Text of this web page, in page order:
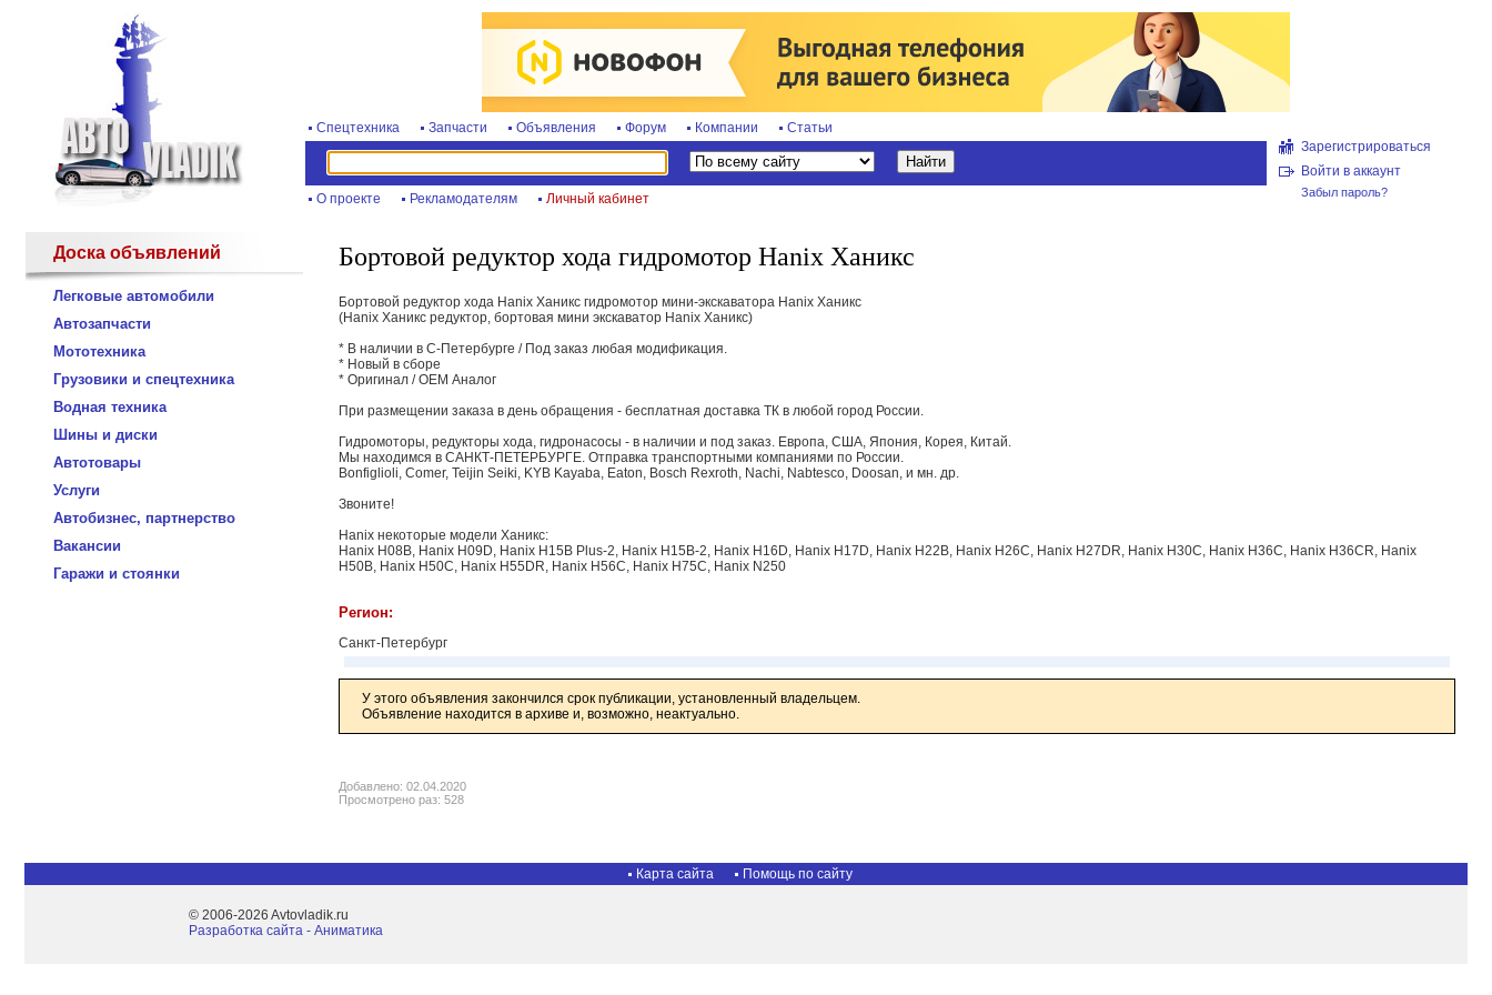
Спецтехника Запчасти Объявления Форум Компании Статьи
О проекте Рекламодателям Личный кабинет
Зарегистрироваться
Войти в аккаунт
Забыл пароль?
Доска объявлений
Легковые автомобили
Автозапчасти
Мототехника
Грузовики и спецтехника
Водная техника
Шины и диски
Автотовары
Услуги
Автобизнес, партнерство
Вакансии
Гаражи и стоянки
Бортовой редуктор хода гидромотор Hanix Ханикс
Бортовой редуктор хода Hanix Ханикс гидромотор мини-экскаватора Hanix Ханикс
(Hanix Ханикс редуктор, бортовая мини экскаватор Hanix Ханикс)
* В наличии в С-Петербурге / Под заказ любая модификация.
* Новый в сборе
* Оригинал / OEM Аналог
При размещении заказа в день обращения - бесплатная доставка ТК в любой город России.
Гидромоторы, редукторы хода, гидронасосы - в наличии и под заказ. Европа, США, Япония, Корея, Китай.
Мы находимся в САНКТ-ПЕТЕРБУРГЕ. Отправка транспортными компаниями по России.
Bonfiglioli, Comer, Teijin Seiki, KYB Kayaba, Eaton, Bosch Rexroth, Nachi, Nabtesco, Doosan, и мн. др.
Звоните!
Hanix некоторые модели Ханикс:
Hanix H08B, Hanix H09D, Hanix H15B Plus-2, Hanix H15B-2, Hanix H16D, Hanix H17D, Hanix H22B, Hanix H26C, Hanix H27DR, Hanix H30C, Hanix H36C, Hanix H36CR, Hanix
H50B, Hanix H50C, Hanix H55DR, Hanix H56C, Hanix H75C, Hanix N250
Регион:
Санкт-Петербург
У этого объявления закончился срок публикации, установленный владельцем.
Объявление находится в архиве и, возможно, неактуально.
Добавлено: 02.04.2020
Просмотрено раз: 528
Карта сайта Помощь по сайту
© 2006-2026 Avtovladik.ru
Разработка сайта - Aниматика